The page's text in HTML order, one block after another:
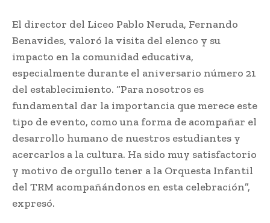
El director del Liceo Pablo Neruda, Fernando
Benavides, valoró la visita del elenco y su
impacto en la comunidad educativa,
especialmente durante el aniversario número 21
del establecimiento. “Para nosotros es
fundamental dar la importancia que merece este
tipo de evento, como una forma de acompañar el
desarrollo humano de nuestros estudiantes y
acercarlos a la cultura. Ha sido muy satisfactorio
y motivo de orgullo tener a la Orquesta Infantil
del TRM acompañándonos en esta celebración”,
expresó.